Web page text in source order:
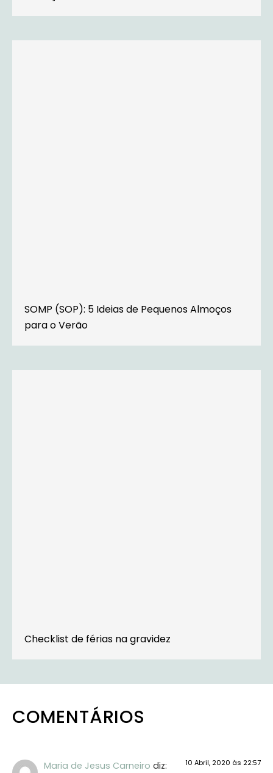
SOMP (SOP): 5 Ideias de Pequenos Almoços
para o Verão
Checklist de férias na gravidez
COMENTÁRIOS
Maria de Jesus Carneiro diz: 10 Abril, 2020 às 22:57